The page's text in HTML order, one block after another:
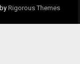
Rigorous Themes